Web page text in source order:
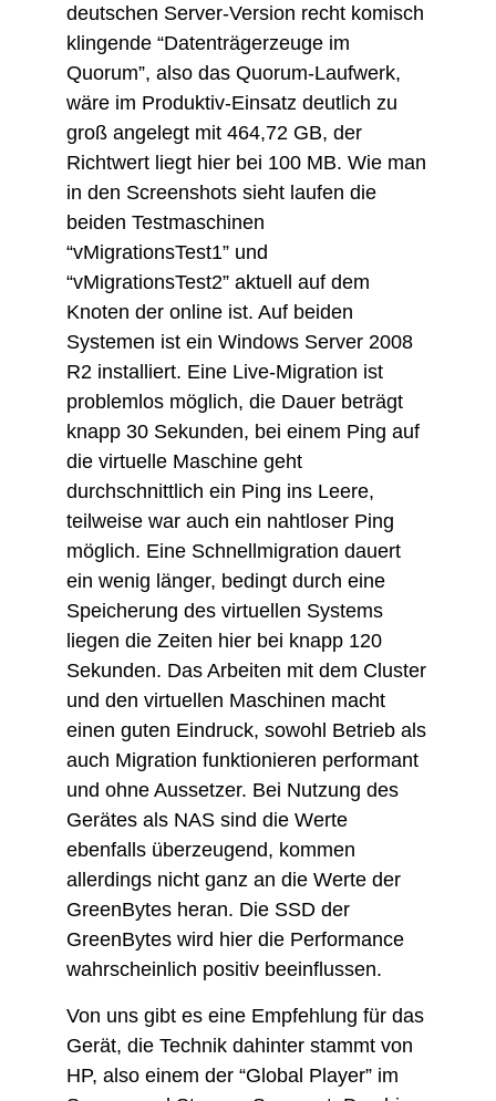
deutschen Server-Version recht komisch
klingende “Datenträgerzeuge im
Quorum”, also das Quorum-Laufwerk,
wäre im Produktiv-Einsatz deutlich zu
groß angelegt mit 464,72 GB, der
Richtwert liegt hier bei 100 MB. Wie man
in den Screenshots sieht laufen die
beiden Testmaschinen
“vMigrationsTest1” und
“vMigrationsTest2” aktuell auf dem
Knoten der online ist. Auf beiden
Systemen ist ein Windows Server 2008
R2 installiert. Eine Live-Migration ist
problemlos möglich, die Dauer beträgt
knapp 30 Sekunden, bei einem Ping auf
die virtuelle Maschine geht
durchschnittlich ein Ping ins Leere,
teilweise war auch ein nahtloser Ping
möglich. Eine Schnellmigration dauert
ein wenig länger, bedingt durch eine
Speicherung des virtuellen Systems
liegen die Zeiten hier bei knapp 120
Sekunden. Das Arbeiten mit dem Cluster
und den virtuellen Maschinen macht
einen guten Eindruck, sowohl Betrieb als
auch Migration funktionieren performant
und ohne Aussetzer. Bei Nutzung des
Gerätes als NAS sind die Werte
ebenfalls überzeugend, kommen
allerdings nicht ganz an die Werte der
GreenBytes heran. Die SSD der
GreenBytes wird hier die Performance
wahrscheinlich positiv beeinflussen.
Von uns gibt es eine Empfehlung für das
Gerät, die Technik dahinter stammt von
HP, also einem der “Global Player” im